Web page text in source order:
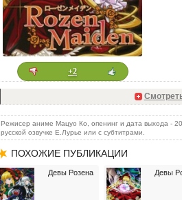
+2
Режисер аниме Мацуо Ко, опенинг и дата выхода -
русской озвучке Е.Лурье или с субтитрами.
ПОХОЖИЕ ПУБЛИКАЦИИ
Девы Розена Девы